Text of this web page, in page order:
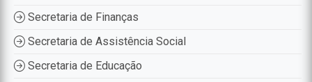
Secretaria de Finanças
Secretaria de Assistência Social
Secretaria de Educação